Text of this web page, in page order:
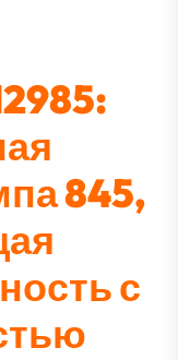
845,
с